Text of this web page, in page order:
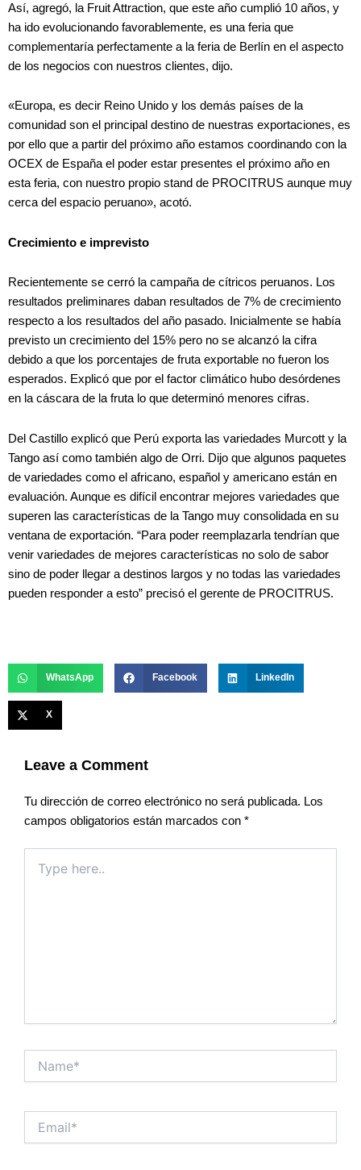
Así, agregó, la Fruit Attraction, que este año cumplió 10 años, y
ha ido evolucionando favorablemente, es una feria que
complementaría perfectamente a la feria de Berlín en el aspecto
de los negocios con nuestros clientes, dijo.
«Europa, es decir Reino Unido y los demás países de la
comunidad son el principal destino de nuestras exportaciones, es
por ello que a partir del próximo año estamos coordinando con la
OCEX de España el poder estar presentes el próximo año en
esta feria, con nuestro propio stand de PROCITRUS aunque muy
cerca del espacio peruano», acotó.
Crecimiento e imprevisto
Recientemente se cerró la campaña de cítricos peruanos. Los
resultados preliminares daban resultados de 7% de crecimiento
respecto a los resultados del año pasado. Inicialmente se había
previsto un crecimiento del 15% pero no se alcanzó la cifra
debido a que los porcentajes de fruta exportable no fueron los
esperados. Explicó que por el factor climático hubo desórdenes
en la cáscara de la fruta lo que determinó menores cifras.
Del Castillo explicó que Perú exporta las variedades Murcott y la
Tango así como también algo de Orri. Dijo que algunos paquetes
de variedades como el africano, español y americano están en
evaluación. Aunque es difícil encontrar mejores variedades que
superen las características de la Tango muy consolidada en su
ventana de exportación. “Para poder reemplazarla tendrían que
venir variedades de mejores características no solo de sabor
sino de poder llegar a destinos largos y no todas las variedades
pueden responder a esto” precisó el gerente de PROCITRUS.
WhatsApp Facebook LinkedIn
X
Leave a Comment
Tu dirección de correo electrónico no será publicada. Los
campos obligatorios están marcados con *
here..